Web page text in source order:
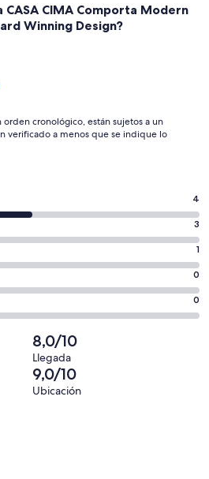
CIMA Comporta Modern
Winning Design?
orden cronológico, están sujetos a un
verificado a menos que se indique lo
4
3
1
0
0
8,0/10
Llegada
9,0/10
Ubicación